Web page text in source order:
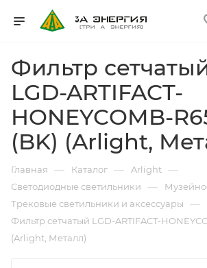
Фильтр
LGD-ARTIFACT-
HONEYCOMB-
(BK) (Arlight,
Главная — Каталог — Arlight —
Светодиодные светильники —
Трековые светильники и аксессуары —
Фильтр сетчатый LGD-ARTIFACT-
(Arlight, Металл)